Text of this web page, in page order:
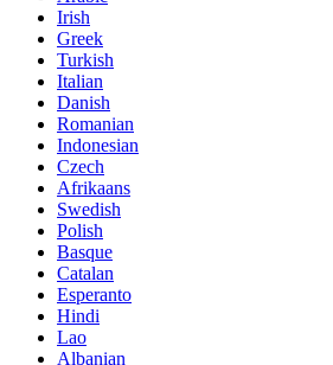
Irish
Greek
Turkish
Italian
Danish
Romanian
Indonesian
Czech
Afrikaans
Swedish
Polish
Basque
Catalan
Esperanto
Hindi
Lao
Albanian